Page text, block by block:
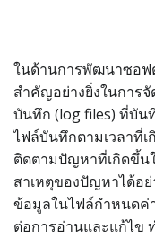
ในด้านการพัฒนาซอฟ
สำคัญอย่างยิ่งในการ
บันทึก (log files) ที่บัน
ไฟล์บันทึกตามเวลาที่
ติดตามปัญหาที่เกิดขึ้น
สาเหตุของปัญหาได้อ
ข้อมูลในไฟล์กำหนดค่
ต่อการอ่านและแก้ไข